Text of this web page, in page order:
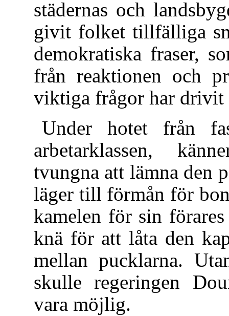
städernas och
givit folket tillfälliga
demokratiska fraser,
från reaktionen och
viktiga frågor har
Under hotet från
arbetarklassen,
tvungna att lämna den
läger till förmån för
kamelen för sin
knä för att låta den
mellan pucklarna.
skulle regeringen
vara möjlig.